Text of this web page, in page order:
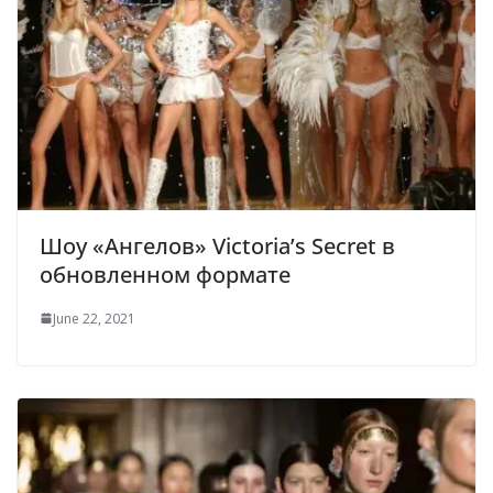
Шоу «Ангелов» Victoria’s Secret в
обновленном формате
June 22, 2021